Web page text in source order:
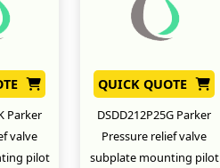
Parker
valve
pilot
QUICK QUOTE
DSDD212P25G Parker
Pressure relief valve
subplate mounting pilot